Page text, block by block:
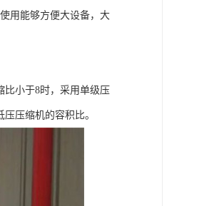
用能够方便大设备，大
比小于8时，采用单级压
压缩机的容积比。